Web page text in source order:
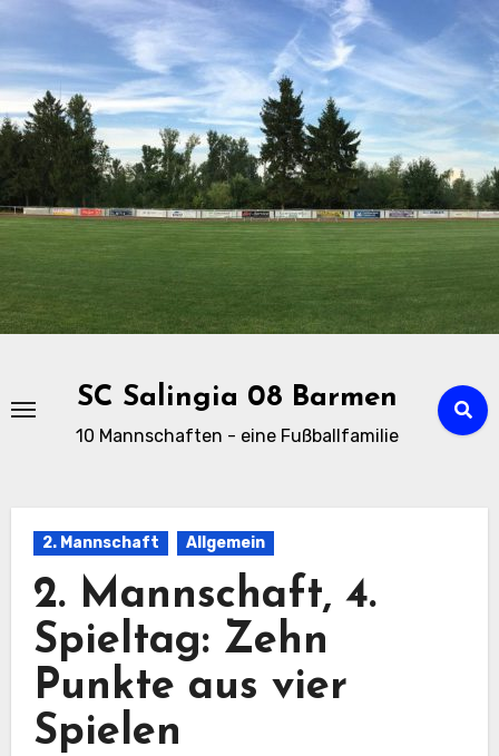
Zu
Inhalten
springen
SC Salingia 08 Barmen
10 Mannschaften - eine Fußballfamilie
2. Mannschaft Allgemein
2. Mannschaft, 4.
Spieltag: Zehn
Punkte aus vier
Spielen